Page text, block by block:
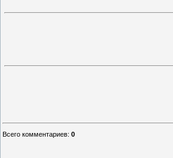
Всего комментариев: 0